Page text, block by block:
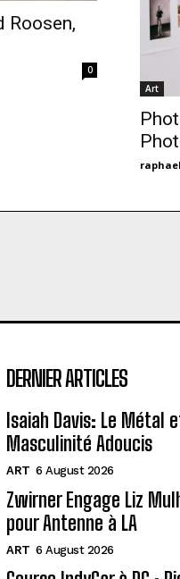
Roosen,
0
Art
DERNIER ARTICLES
Isaiah Davis: Le Métal
Masculinité Adoucis
ART 6 August 2026
Zwirner Engage Liz
pour Antenne à LA
ART 6 August 2026